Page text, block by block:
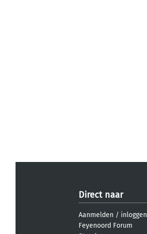
Direct naar
Aanmelden / inloggen
Feyenoord Forum